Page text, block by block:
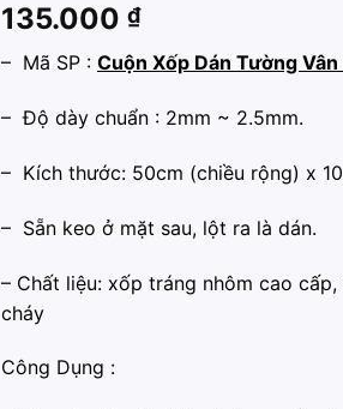
135.000 ₫
– Mã SP : Cuộn Xốp Dán Tường
– Độ dày chuẩn : 2mm ~ 2.5mm.
– Kích thước: 50cm (chiều rộng) x
– Sẵn keo ở mặt sau, lột ra là dán.
– Chất liệu: xốp tráng nhôm cao
cháy
Công Dụng :